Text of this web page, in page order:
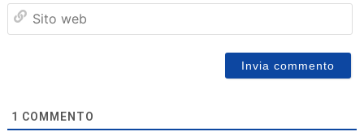
1 COMMENTO